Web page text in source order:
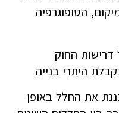
הטופוגרפיה
החוק
היתרי בנייה
את החלל באופן